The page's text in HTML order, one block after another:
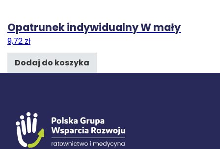
Opatrunek indywidualny W mały
9,72 zł
Dodaj do koszyka